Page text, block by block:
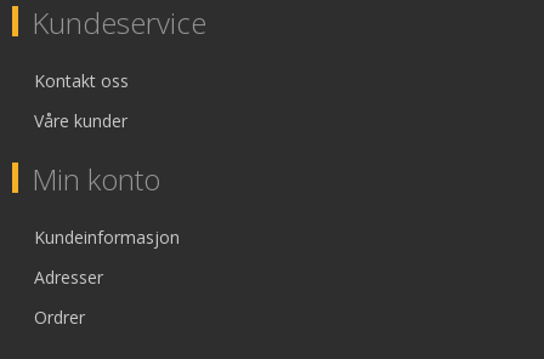
Kundeservice
Kontakt oss
Våre kunder
Min konto
Kundeinformasjon
Adresser
Ordrer